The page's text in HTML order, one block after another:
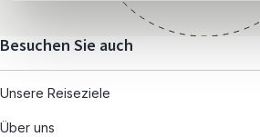
Besuchen Sie auch
Unsere Reiseziele
Über uns